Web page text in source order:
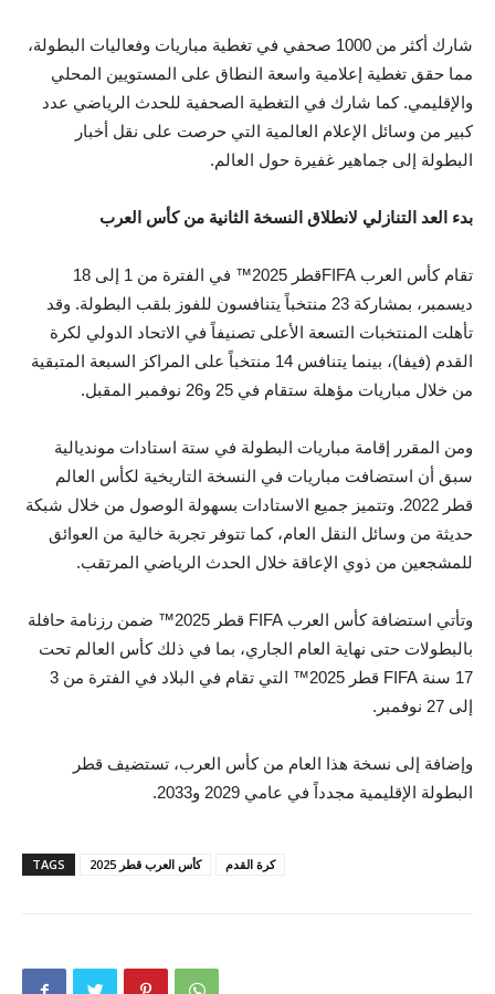
شارك أكثر من 1000 صحفي في تغطية مباريات وفعاليات البطولة،
مما حقق تغطية إعلامية واسعة النطاق على المستويين المحلي
والإقليمي. كما شارك في التغطية الصحفية للحدث الرياضي عدد
كبير من وسائل الإعلام العالمية التي حرصت على نقل أخبار
البطولة إلى جماهير غفيرة حول العالم.
بدء العد التنازلي لانطلاق النسخة الثانية من كأس العرب
تقام كأس العرب FIFAقطر 2025™ في الفترة من 1 إلى 18
ديسمبر، بمشاركة 23 منتخباً يتنافسون للفوز بلقب البطولة. وقد
تأهلت المنتخبات التسعة الأعلى تصنيفاً في الاتحاد الدولي لكرة
القدم (فيفا)، بينما يتنافس 14 منتخباً على المراكز السبعة المتبقية
من خلال مباريات مؤهلة ستقام في 25 و26 نوفمبر المقبل.
ومن المقرر إقامة مباريات البطولة في ستة استادات مونديالية
سبق أن استضافت مباريات في النسخة التاريخية لكأس العالم
قطر 2022. وتتميز جميع الاستادات بسهولة الوصول من خلال شبكة
حديثة من وسائل النقل العام، كما تتوفر تجربة خالية من العوائق
للمشجعين من ذوي الإعاقة خلال الحدث الرياضي المرتقب.
وتأتي استضافة كأس العرب FIFA قطر 2025™ ضمن رزنامة حافلة
بالبطولات حتى نهاية العام الجاري، بما في ذلك كأس العالم تحت
17 سنة FIFA قطر 2025™ التي تقام في البلاد في الفترة من 3
إلى 27 نوفمبر.
وإضافة إلى نسخة هذا العام من كأس العرب، تستضيف قطر
البطولة الإقليمية مجدداً في عامي 2029 و2033.
TAGS كأس العرب قطر 2025 كرة القدم